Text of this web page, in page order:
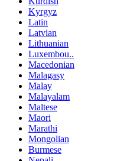
Kyrgyz
Latin
Latvian
Lithuanian
Luxembou..
Macedonian
Malagasy
Malay
Malayalam
Maltese
Maori
Marathi
Mongolian
Burmese